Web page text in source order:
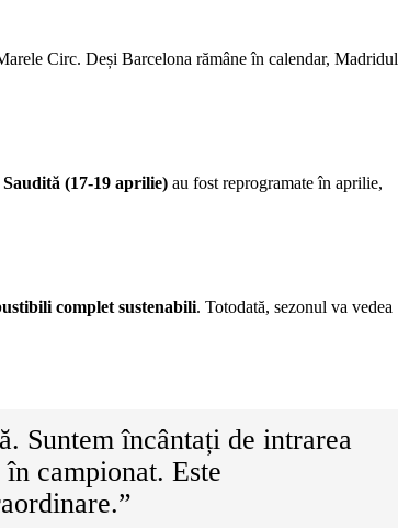
Circ. Deși Barcelona rămâne în calendar, Madridul
(17-19 aprilie) au fost reprogramate în aprilie,
complet sustenabili. Totodată, sezonul va vedea
Suntem încântați de intrarea
campionat. Este